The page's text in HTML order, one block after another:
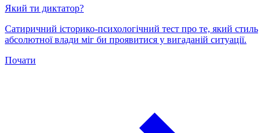
Який ти диктатор?
Сатиричний історико-психологічний тест про те, який стиль
абсолютної влади міг би проявитися у вигаданій ситуації.
Почати